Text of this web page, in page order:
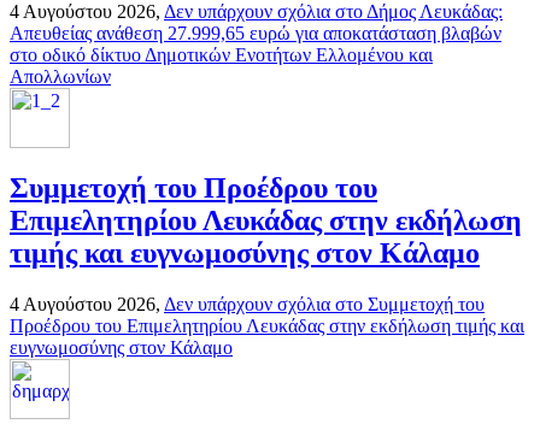
4 Αυγούστου 2026, Δεν υπάρχουν σχόλια στο Δήμος Λευκάδας:
Απευθείας ανάθεση 27.999,65 ευρώ για αποκατάσταση βλαβών
στο οδικό δίκτυο Δημοτικών Ενοτήτων Ελλομένου και
Απολλωνίων
Συμμετοχή του Προέδρου του
Επιμελητηρίου Λευκάδας στην εκδήλωση
τιμής και ευγνωμοσύνης στον Κάλαμο
4 Αυγούστου 2026, Δεν υπάρχουν σχόλια στο Συμμετοχή του
Προέδρου του Επιμελητηρίου Λευκάδας στην εκδήλωση τιμής και
ευγνωμοσύνης στον Κάλαμο